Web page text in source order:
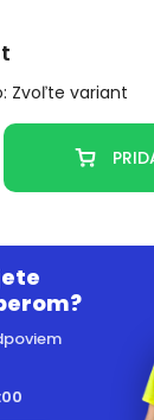
Zvoľte variant